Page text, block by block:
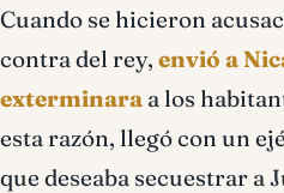
Cuando se hicieron
contra del rey, envió a
exterminara a los
esta razón, llegó con un
que deseaba secuestrar a